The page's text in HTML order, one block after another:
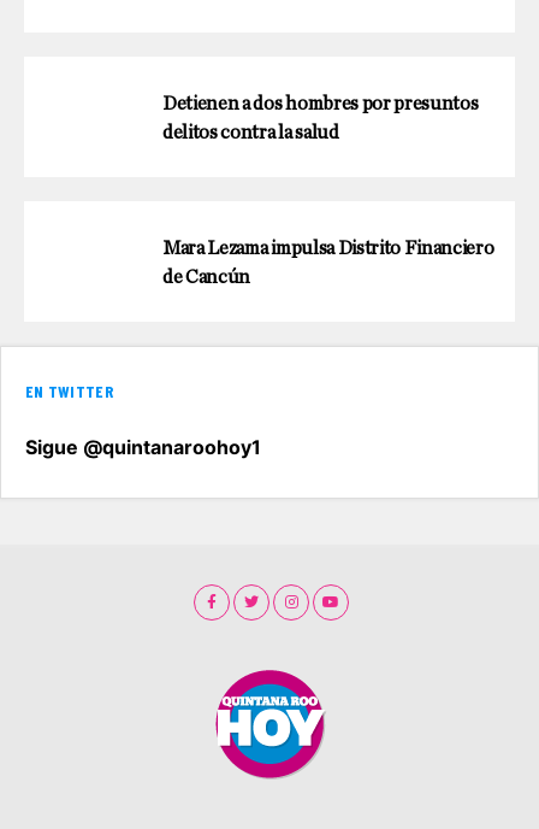
Detienen a dos hombres por presuntos
delitos contra la salud
Mara Lezama impulsa Distrito Financiero
de Cancún
EN TWITTER
Sigue @quintanaroohoy1